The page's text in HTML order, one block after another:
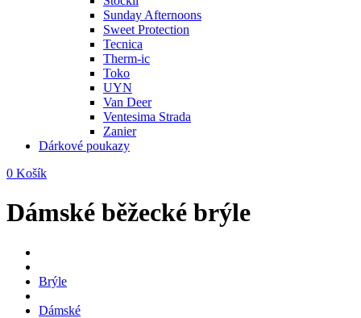
Sunday Afternoons
Sweet Protection
Tecnica
Therm-ic
Toko
UYN
Van Deer
Ventesima Strada
Zanier
Dárkové poukazy
0 Košík
Dámské běžecké brýle
Brýle
Dámské